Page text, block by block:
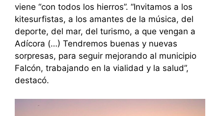
viene “con todos los hierros”. “Invitamos a los
kitesurfistas, a los amantes de la música, del
deporte, del mar, del turismo, a que vengan a
Adícora (…) Tendremos buenas y nuevas
sorpresas, para seguir mejorando al municipio
Falcón, trabajando en la vialidad y la salud”,
destacó.